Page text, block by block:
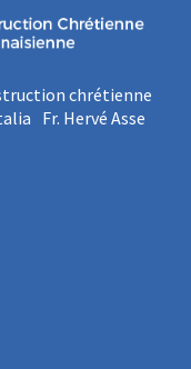
chrétienne
Fr. Hervé Asse